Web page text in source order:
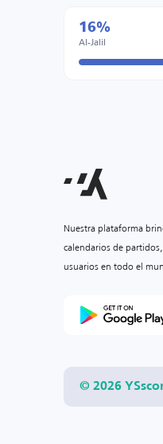
16%
Al-Jalil
Nuestra plataforma
calendarios de
usuarios en todo el
© 2026